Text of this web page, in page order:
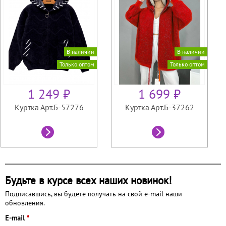
В наличии
Только оптом
1 249 ₽
Куртка Арт.Б-57276
В наличии
Только оптом
1 699 ₽
Куртка Арт.Б-37262
Будьте в курсе всех наших новинок!
Подписавшись, вы будете получать на свой e-mail наши
обновления.
E-mail*